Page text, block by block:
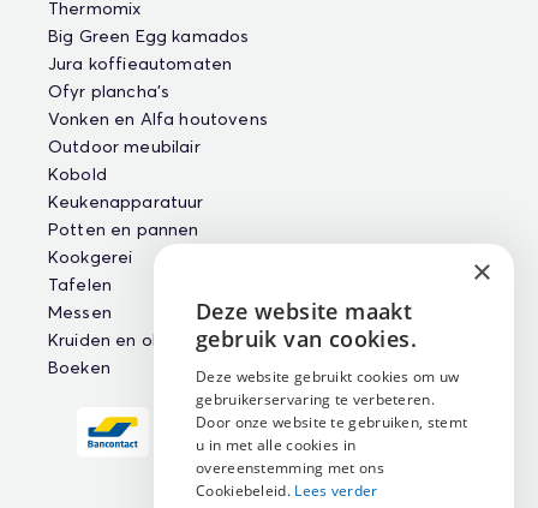
Thermomix
Big Green Egg kamados
Jura koffieautomaten
Ofyr plancha's
Vonken en Alfa houtovens
Outdoor meubilair
Kobold
Keukenapparatuur
Potten en pannen
Kookgerei
Tafelen
Messen
Kruiden en oliën
Boeken
ENGLISH
FRANÇAIS
×
Deze website maakt
gebruik van cookies.
Deze website gebruikt cookies om uw
gebruikerservaring te verbeteren.
Door onze website te gebruiken, stemt
u in met alle cookies in
overeenstemming met ons
Cookiebeleid. Lees verder